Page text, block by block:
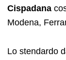
Cispadana
Modena,
Lo stendardo